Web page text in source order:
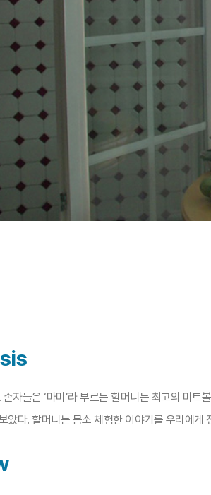
자들은 ‘마미’라 부르는 할머니는 최고의 미
았다. 할머니는 몸소 체험한 이야기를 우리에게